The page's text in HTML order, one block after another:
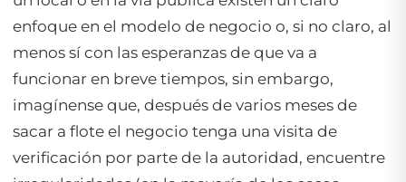
enfoque en el modelo de negocio o, si no claro, al
menos sí con las esperanzas de que va a
funcionar en breve tiempos, sin embargo,
imagínense que, después de varios meses de
sacar a flote el negocio tenga una visita de
verificación por parte de la autoridad, encuentre